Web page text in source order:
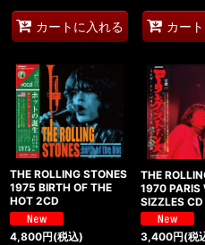
カートに入れる カー
THE ROLLING STONES
1975 BIRTH OF THE
HOT 2CD
4,800円(税込)
THE
1970 PARIS
SIZZLES CD
3,400円(税